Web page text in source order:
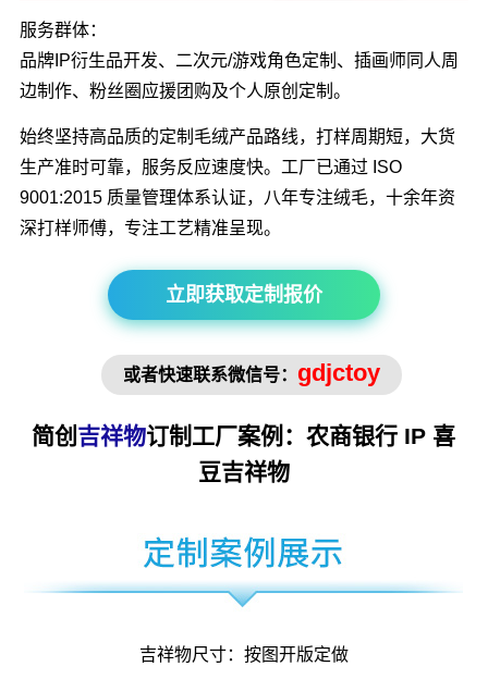
服务群体：
品牌IP衍生品开发、二次元/游戏角色定制、插画师同人周
边制作、粉丝圈应援团购及个人原创定制。
始终坚持高品质的定制毛绒产品路线，打样周期短，大货
生产准时可靠，服务反应速度快。工厂已通过 ISO
9001:2015 质量管理体系认证，八年专注绒毛，十余年资
深打样师傅，专注工艺精准呈现。
立即获取定制报价
或者快速联系微信号： gdjctoy
简创 吉祥物订制工厂案例：农商银行 IP 喜
豆吉祥物
吉祥物尺寸：按图开版定做